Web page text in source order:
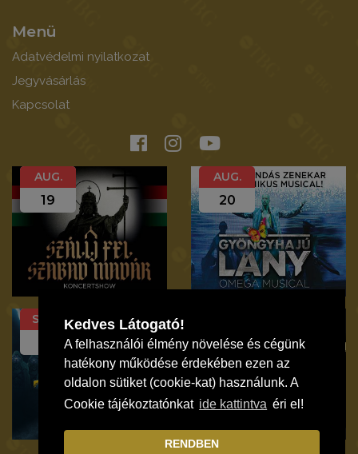
Kedves Látogató!
A felhasználói élmény növelése és cégünk
hatékony működése érdekében ezen az
oldalon sütiket (cookie-kat) használunk. A
Cookie tájékoztatónkat ide kattintva éri el!
RENDBEN
Menü
Adatvédelmi nyilatkozat
Jegyvásárlás
Kapcsolat
AUG.
19
AUG.
20
SZEP.
19